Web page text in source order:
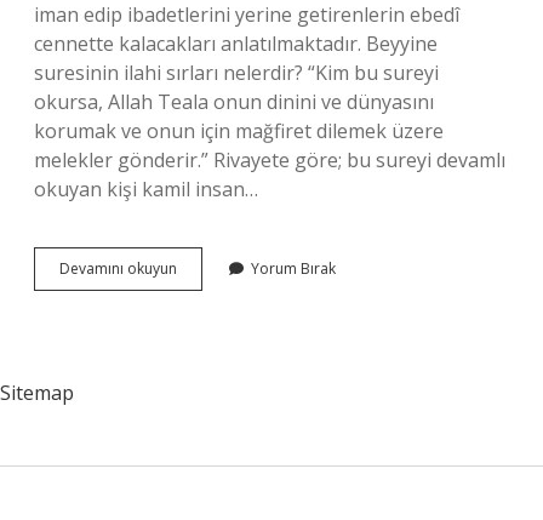
iman edip ibadetlerini yerine getirenlerin ebedî
cennette kalacakları anlatılmaktadır. Beyyine
suresinin ilahi sırları nelerdir? “Kim bu sureyi
okursa, Allah Teala onun dinini ve dünyasını
korumak ve onun için mağfiret dilemek üzere
melekler gönderir.” Rivayete göre; bu sureyi devamlı
okuyan kişi kamil insan…
Devamını okuyun
Anlamı
Yorum Bırak
Sitemap